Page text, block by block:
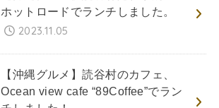
ホットロードでランチしました。
2023.11.05
【沖縄グルメ】読谷村のカフェ、
Ocean view cafe “89Coffee”でラン